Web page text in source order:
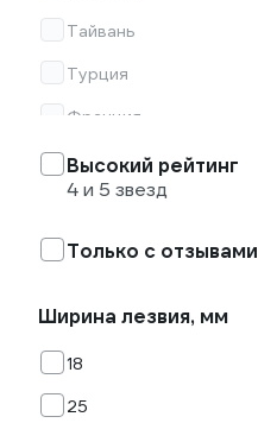
Тайвань
Турция
Франция
Швейцария
Япония
Высокий рейтинг
4 и 5 звезд
Только с отзывами
Ширина лезвия, мм
18
25